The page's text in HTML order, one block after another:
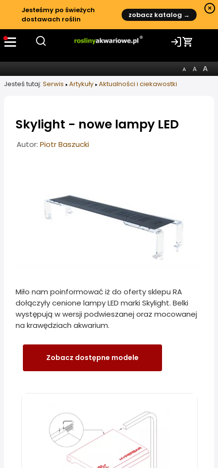
Jesteśmy po świeżych
dostawach roślin
zobacz katalog →
×
Jesteś tutaj: Serwis Artykuły Aktualności i ciekawostki
Skylight - nowe lampy LED
Informacje o artykule
Autor: Piotr Baszucki
Miło nam poinformować iż do oferty sklepu RA
dołączyły cenione lampy LED marki Skylight. Belki
występują w wersji podwieszanej oraz mocowanej
na krawędziach akwarium.
Zobacz dostępne modele